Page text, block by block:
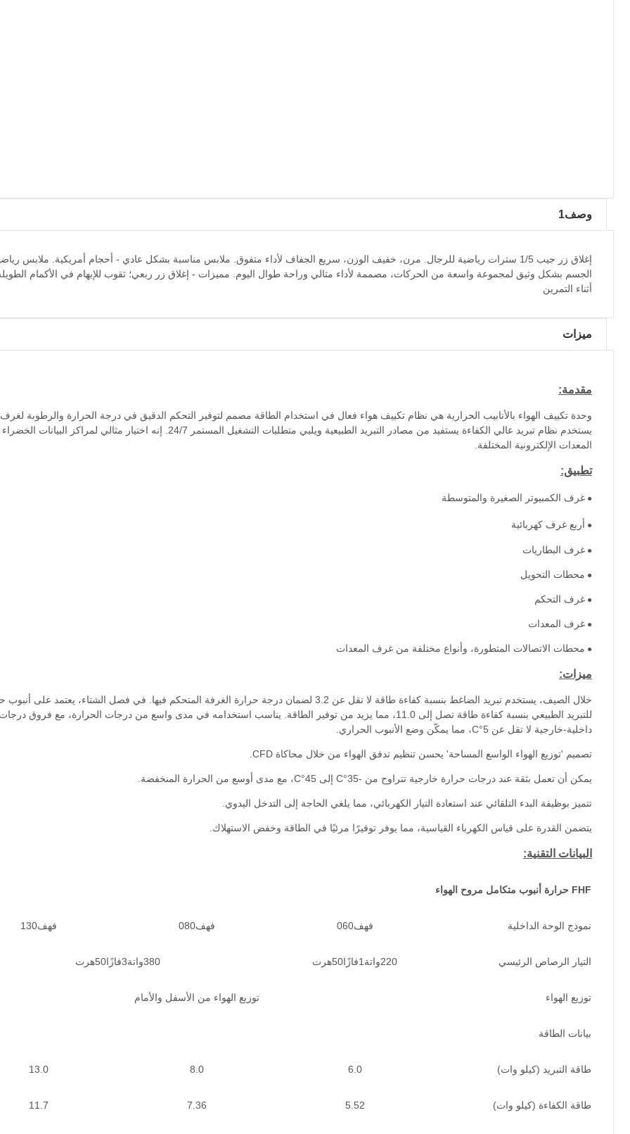
وصف1
إغلاق زر جيب 1/5 سترات رياضية للرجال. مرن، خفيف الوزن، سريع الجفاف لأداء متفوق. ملابس مناسبة بشكل عادي - أحجام أمريكية. ملابس
الجسم بشكل وثيق لمجموعة واسعة من الحركات، مصممة لأداء مثالي وراحة طوال اليوم. مميزات - إغلاق زر ربعي؛ ثقوب للإبهام في الأكمام الطويلة
أثناء التمرين
ميزات
مقدمة:
وحدة تكييف الهواء بالأنابيب الحرارية هي نظام تكييف هواء فعال في استخدام الطاقة مصمم لتوفير التحكم الدقيق في درجة الحرارة والرطوبة لغرف
يستخدم نظام تبريد عالي الكفاءة يستفيد من مصادر التبريد الطبيعية ويلبي متطلبات التشغيل المستمر 24/7. إنه اختيار مثالي لمراكز
المعدات الإلكترونية المختلفة.
تطبيق:
● غرف الكمبيوتر الصغيرة والمتوسطة
● أربع غرف كهربائية
● غرف البطاريات
● محطات التحويل
● غرف التحكم
● غرف المعدات
● محطات الاتصالات المتطورة، وأنواع مختلفة من غرف المعدات
ميزات:
خلال الصيف، يستخدم تبريد الضاغط بنسبة كفاءة طاقة لا تقل عن 3.2 لضمان درجة حرارة الغرفة المتحكم فيها. في فصل الشتاء، يعتمد على
للتبريد الطبيعي بنسبة كفاءة طاقة تصل إلى 11.0، مما يزيد من توفير الطاقة. يناسب استخدامه في مدى واسع من درجات الحرارة، مع فروق
داخلية-خارجية لا تقل عن 5°C، مما يمكّن وضع الأنبوب الحراري.
تصميم 'توزيع الهواء الواسع المساحة' يحسن تنظيم تدفق الهواء من خلال محاكاة CFD.
يمكن أن تعمل بثقة عند درجات حرارة خارجية تتراوح من -35°C إلى 45°C، مع مدى أوسع من الحرارة المنخفضة.
تتميز بوظيفة البدء التلقائي عند استعادة التيار الكهربائي، مما يلغي الحاجة إلى التدخل اليدوي.
يتضمن القدرة على قياس الكهرباء القياسية، مما يوفر توفيرًا مرئيًا في الطاقة وخفض الاستهلاك.
البيانات التقنية:
FHF حرارة أنبوب متكامل مروح الهواء
نموذج الوحة الداخلية فهف060 فهف080 فهف130
التيار الرصاص الرئيسي 220واتة1فازًا50هرت 380واتة3فازًا50هرت
توزيع الهواء توزيع الهواء من الأسفل والأمام
بيانات الطاقة
طاقة التبريد (كيلو وات) 6.0
8.0
13.0
طاقة الكفاءة (كيلو وات) 5.52
7.36
11.7